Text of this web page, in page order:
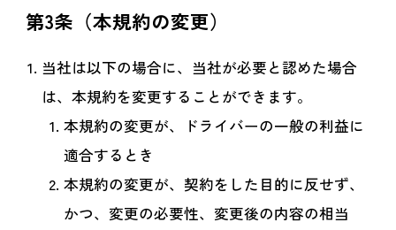
第3条（本規約の変更）
当社は以下の場合に、当社が必要と認めた場合
は、本規約を変更することができます。
本規約の変更が、ドライバーの一般の利益に
適合するとき
本規約の変更が、契約をした目的に反せず、
かつ、変更の必要性、変更後の内容の相当